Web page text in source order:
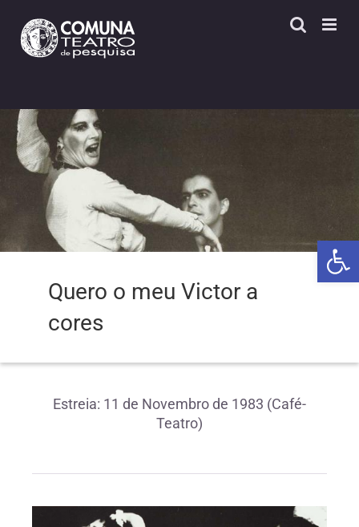
content
Quero o meu Victor a
cores
Estreia: 11 de Novembro de 1983 (Café-
Teatro)